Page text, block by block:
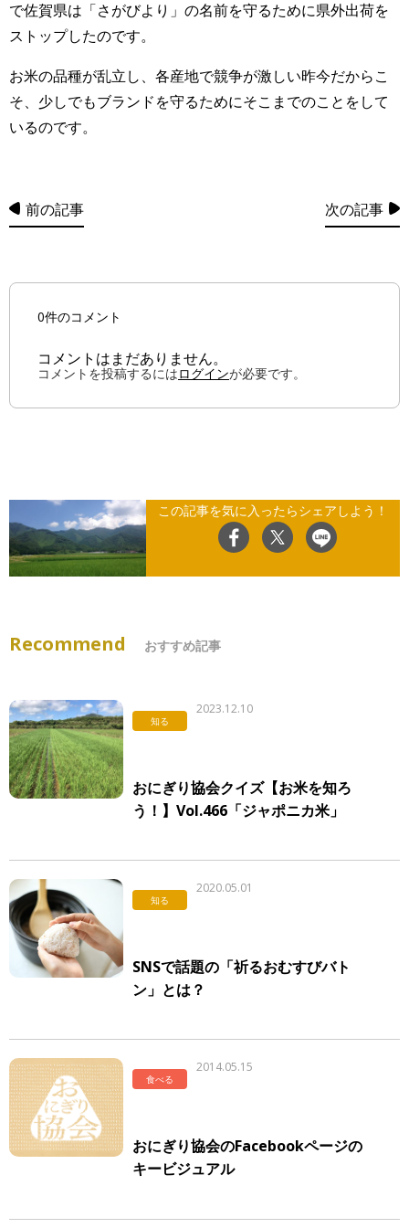
で佐賀県は「さがびより」の名前を守るために県外出荷を
ストップしたのです。
お米の品種が乱立し、各産地で競争が激しい昨今だからこ
そ、少しでもブランドを守るためにそこまでのことをして
いるのです。
前の記事 次の記事
0件のコメント
コメントはまだありません。
コメントを投稿するにはログインが必要です。
この記事を気に入ったらシェアしよう！
Recommend おすすめ記事
知る
2023.12.10
おにぎり協会クイズ【お米を知ろ
う！】Vol.466「ジャポニカ米」
知る
2020.05.01
SNSで話題の「祈るおむすびバト
ン」とは？
食べる
2014.05.15
おにぎり協会のFacebookページの
キービジュアル